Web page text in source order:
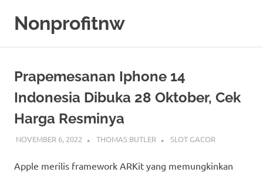
Nonprofitnw
Hari
Ini
Prapemesanan Iphone 14
Indonesia Dibuka 28 Oktober, Cek
Harga Resminya
NOVEMBER 6, 2022 THOMAS BUTLER SLOT GACOR
Apple merilis framework ARKit yang memungkinkan